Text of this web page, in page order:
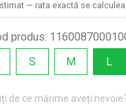
— rata exactă se
produs:
S M L
de ce mărime aveți